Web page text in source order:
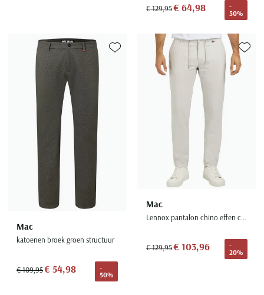
€ 129,95€ 64,98
-
50%
Mac
katoenen broek groen structuur
€ 109,95€ 54,98
-
50%
Toevoegen aan favorieten
Mac
Lennox pantalon chino effen creme linnen
€ 129,95€ 103,96
-
20%